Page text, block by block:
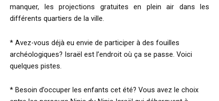
manquer, les projections gratuites en plein air dans les
différents quartiers de la ville.
* Avez-vous déjà eu envie de participer à des fouilles
archéologiques? Israël est l’endroit où ça se passe. Voici
quelques pistes.
* Besoin d’occuper les enfants cet été? Vous avez le choix